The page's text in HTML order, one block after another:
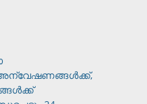
അന്വേഷണങ്ങൾക്ക്,